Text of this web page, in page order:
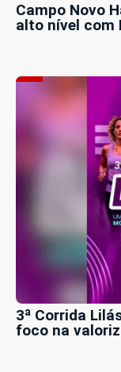
Campo Novo
alto nível com
3ª Corrida
foco na